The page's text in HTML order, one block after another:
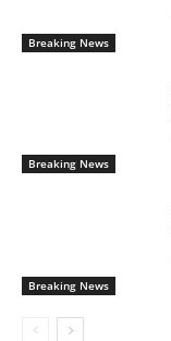
Breaking News
Breaking News
Breaking News